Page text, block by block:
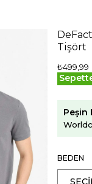
Tişört
₺499,99
Peşin
BEDEN